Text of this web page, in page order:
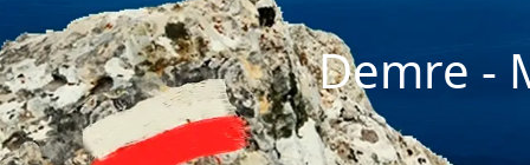
Demre -